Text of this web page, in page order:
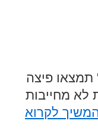
תמצאו פיצה
לא מחייבות
לקרוא